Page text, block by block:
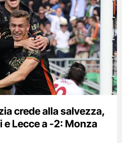
crede alla salvezza,
e Lecce a -2: Monza